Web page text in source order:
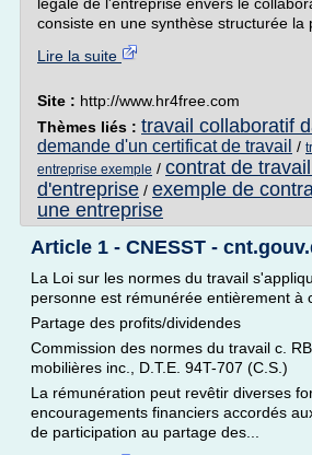
consiste en une synthèse structurée la
Lire la suite
Site : http://www.hr4free.com
Thèmes liés : travail collaboratif
demande d'un certificat de travail /
entreprise exemple / contrat de
d'entreprise / exemple de
une entreprise
Article 1 - CNESST -
La Loi sur les normes du travail
personne est rémunérée entièrement à
Partage des profits/dividendes
Commission des normes du travail c.
mobilières inc., D.T.E. 94T-707 (C.S.)
La rémunération peut revêtir diverses
encouragements financiers accordés
de participation au partage des...